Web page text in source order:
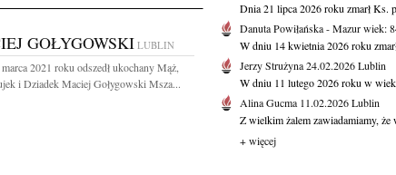
GOŁYGOWSKILUBLIN
2021 roku odszedł ukochany Mąż,
i Dziadek Maciej Gołygowski Msza...
Dnia 21 lipca 2026 roku zmarł Ks.
Danuta Powiłańska - Mazurwiek:
W dniu 14 kwietnia 2026 roku
Jerzy Strużyna24.02.2026Lublin
W dniu 11 lutego 2026 roku w
Alina Gucma 11.02.2026Lublin
Z wielkim żalem zawiadamiamy, że
+ więcej